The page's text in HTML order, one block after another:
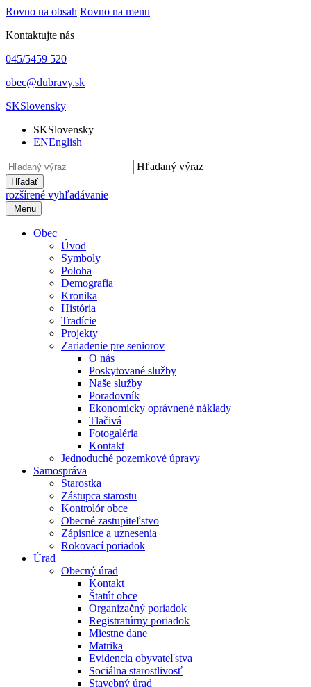
Rovno na obsah Rovno na menu
Kontaktujte nás
045/5459 520
obec@dubravy.sk
SKSlovensky
SKSlovensky
ENEnglish
Hľadaný výraz
Hľadať
rozšírené vyhľadávanie
Menu
Obec
Úvod
Symboly
Poloha
Demografia
Kronika
História
Tradície
Projekty
Zariadenie pre seniorov
O nás
Poskytované služby
Naše služby
Poradovník
Ekonomicky oprávnené náklady
Tlačivá
Fotogaléria
Kontakt
Jednoduché pozemkové úpravy
Samospráva
Starostka
Zástupca starostu
Kontrolór obce
Obecné zastupiteľstvo
Zápisnice a uznesenia
Rokovací poriadok
Úrad
Obecný úrad
Kontakt
Štatút obce
Organizačný poriadok
Registratúrny poriadok
Miestne dane
Matrika
Evidencia obyvateľstva
Sociálna starostlivosť
Stavebný úrad